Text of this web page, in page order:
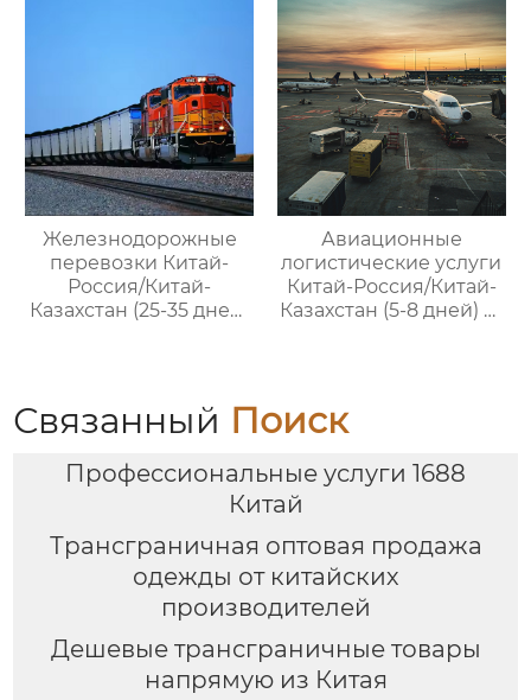
цепями поставок
Железнодорожные
перевозки Китай-
Россия/Китай-
Казахстан (25-35 дней)
цепями поставок
Авиационные
логистические услуги
Китай-Россия/Китай-
Казахстан (5-8 дней) —
Связанный Поиск
Профессиональные услуги 1688
Китай
Трансграничная оптовая продажа
одежды от китайских
производителей
Дешевые трансграничные товары
напрямую из Китая